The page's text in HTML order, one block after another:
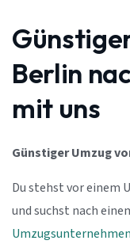
Berlin
mit uns
Günstiger Umzug
Du stehst vor einem
und suchst nach
Umzugsunternehmen